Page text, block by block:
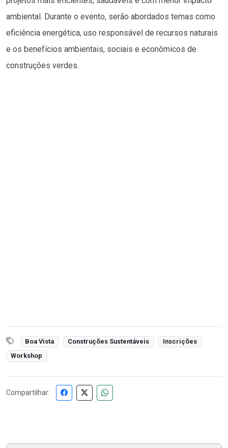
ambiental. Durante o evento, serão abordados temas como
eficiência energética, uso responsável de recursos naturais
e os benefícios ambientais, sociais e econômicos de
construções verdes.
Boa Vista Construções Sustentáveis
Inscrições
Workshop
Compartilhar: